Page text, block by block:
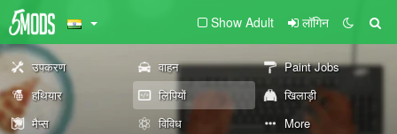
Show Adult लॉगिन
उपकरण वाहन
Paint Jobs
हथियार
लिपियों
खिलाड़ी
मैप्स
विविध More